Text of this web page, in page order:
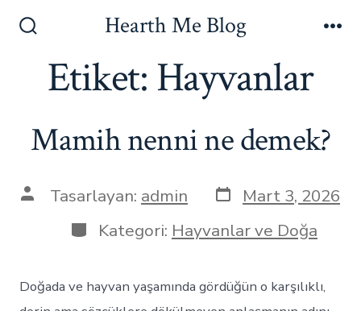
atla
Çubuğunu
Göster/Gizle
Hearth Me Blog
Etiket: Hayvanlar
Mamih nenni ne demek?
YazınınTasarlayan: admin Yazı
tarihi
Mart 3, 2026
Kategoriler
Kategori: Hayvanlar ve Doğa
Doğada ve hayvan yaşamında gördüğün o karşılıklı,